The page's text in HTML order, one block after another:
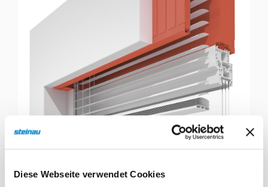
Diese Webseite verwendet Cookies